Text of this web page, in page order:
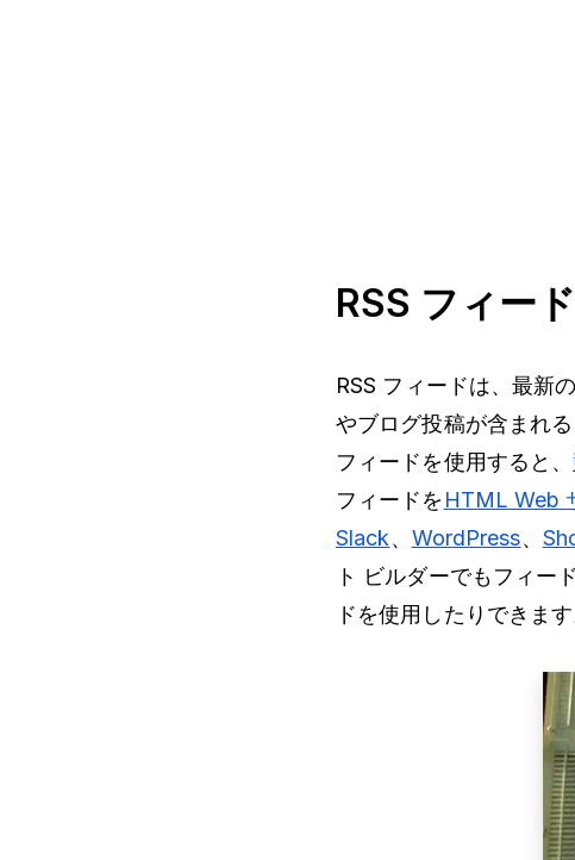
RSS フィー
RSS フィードは、最新
やブログ投稿が含まれ
フィードを使用すると、
フィードを HTML Web
Slack、 WordPress、
ト ビルダーでもフィー
ドを使用したりできます